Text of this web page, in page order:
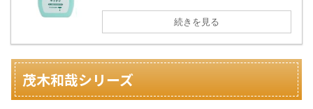
続きを見る
茂木和哉シリーズ